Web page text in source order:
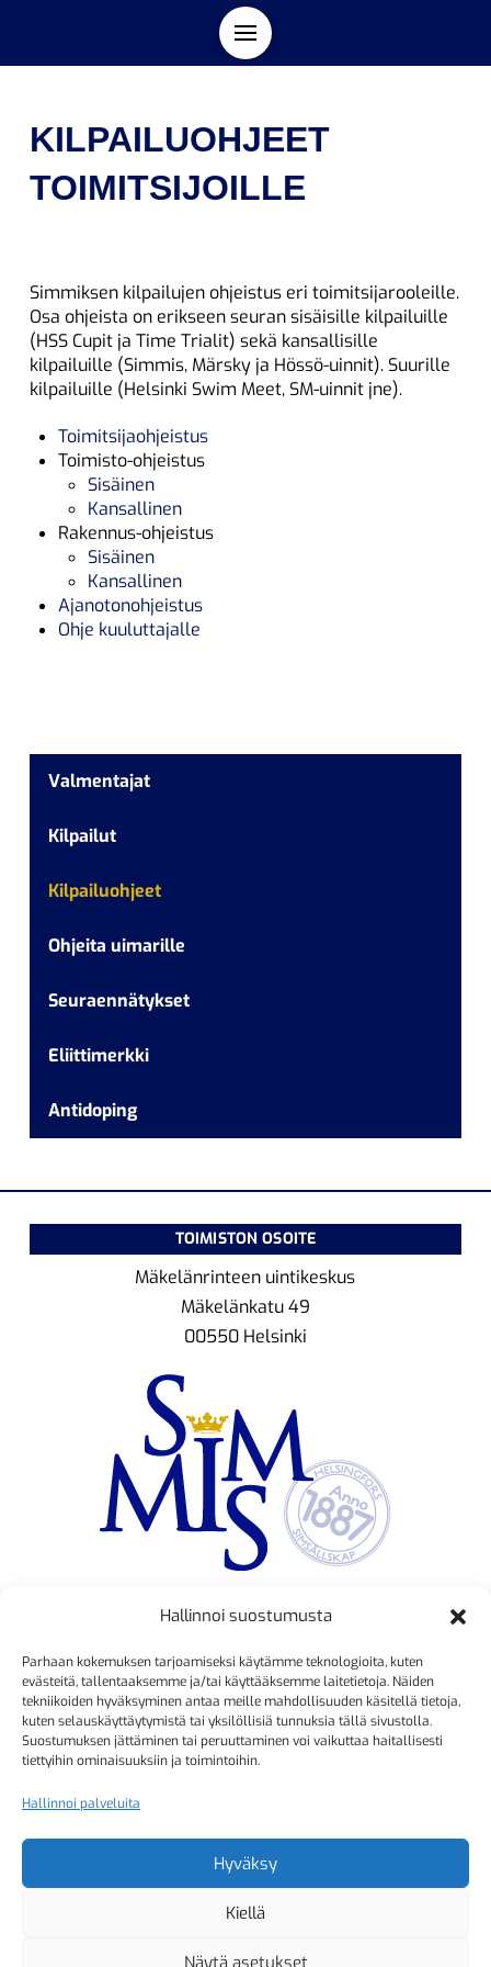
Hallinnoi suostumusta
Parhaan kokemuksen tarjoamiseksi käytämme teknologioita, kuten
evästeitä, tallentaaksemme ja/tai käyttääksemme laitetietoja. Näiden
tekniikoiden hyväksyminen antaa meille mahdollisuuden käsitellä tietoja,
kuten selauskäyttäytymistä tai yksilöllisiä tunnuksia tällä sivustolla.
Suostumuksen jättäminen tai peruuttaminen voi vaikuttaa haitallisesti
tiettyihin ominaisuuksiin ja toimintoihin.
Hallinnoi palveluita
Hyväksy
Kiellä
Näytä asetukset
KILPAILUOHJEET
TOIMITSIJOILLE
Simmiksen kilpailujen ohjeistus eri toimitsijarooleille.
Osa ohjeista on erikseen seuran sisäisille kilpailuille
(HSS Cupit ja Time Trialit) sekä kansallisille
kilpailuille (Simmis, Märsky ja Hössö-uinnit). Suurille
kilpailuille (Helsinki Swim Meet, SM-uinnit jne).
Toimitsijaohjeistus
Toimisto-ohjeistus
Sisäinen
Kansallinen
Rakennus-ohjeistus
Sisäinen
Kansallinen
Ajanotonohjeistus
Ohje kuuluttajalle
Valmentajat
Kilpailut
Kilpailuohjeet
Ohjeita uimarille
Seuraennätykset
Eliittimerkki
Antidoping
TOIMISTON OSOITE
Mäkelänrinteen uintikeskus
Mäkelänkatu 49
00550 Helsinki
Kristiina Mäkinen
040 725 3186
kristiina.makinen@simmis.fi
Kyselyt ja muut yhteydenotot
sähköpostitse:
kurssitoiminta@simmis.fi